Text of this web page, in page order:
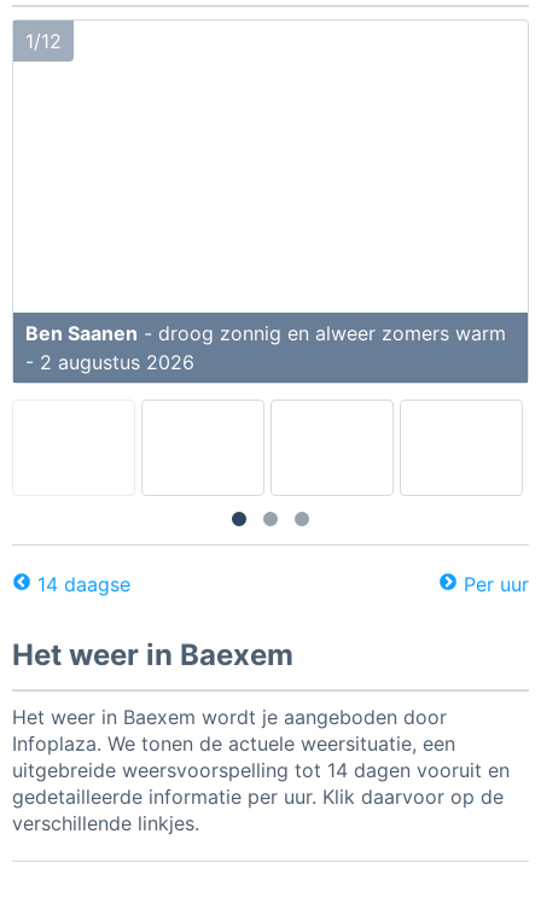
1/12
Ben Saanen - droog zonnig en alweer zomers warm
- 2 augustus 2026
14 daagse Per uur
Het weer in Baexem
Het weer in Baexem wordt je aangeboden door
Infoplaza. We tonen de actuele weersituatie, een
uitgebreide weersvoorspelling tot 14 dagen vooruit en
gedetailleerde informatie per uur. Klik daarvoor op de
verschillende linkjes.